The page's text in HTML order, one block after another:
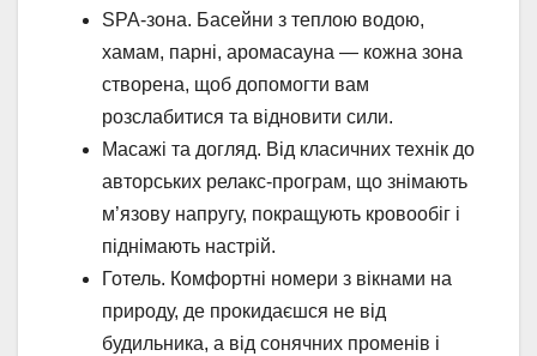
SPA-зона. Басейни з теплою водою,
хамам, парні, аромасауна — кожна зона
створена, щоб допомогти вам
розслабитися та відновити сили.
Масажі та догляд. Від класичних технік до
авторських релакс-програм, що знімають
м’язову напругу, покращують кровообіг і
піднімають настрій.
Готель. Комфортні номери з вікнами на
природу, де прокидаєшся не від
будильника, а від сонячних променів і